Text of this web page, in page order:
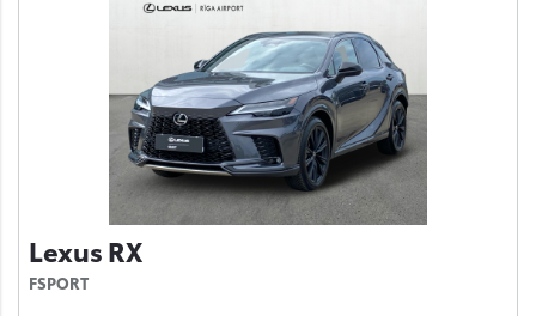
Lexus RX
FSPORT